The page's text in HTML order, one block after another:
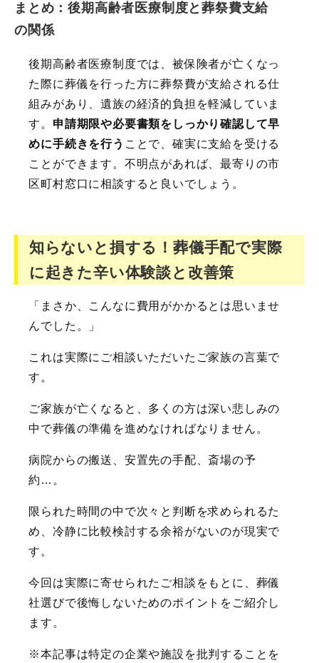
まとめ：後期高齢者医療制度と葬祭費支給
の関係
後期高齢者医療制度では、被保険者が亡くなっ
た際に葬儀を行った方に葬祭費が支給される仕
組みがあり、遺族の経済的負担を軽減していま
す。 申請期限や必要書類をしっかり確認して早
めに手続きを行う ことで、確実に支給を受ける
ことができます。不明点があれば、最寄りの市
区町村窓口に相談すると良いでしょう。
知らないと損する！葬儀手配で実際
に起きた辛い体験談と改善策
「まさか、こんなに費用がかかるとは思いませ
んでした。」
これは実際にご相談いただいたご家族の言葉で
す。
ご家族が亡くなると、多くの方は深い悲しみの
中で葬儀の準備を進めなければなりません。
病院からの搬送、安置先の手配、斎場の予
約…。
限られた時間の中で次々と判断を求められるた
め、冷静に比較検討する余裕がないのが現実で
す。
今回は実際に寄せられたご相談をもとに、葬儀
社選びで後悔しないためのポイントをご紹介し
ます。
※本記事は特定の企業や施設を批判することを